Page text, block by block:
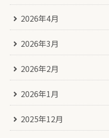
2026年4月
2026年3月
2026年2月
2026年1月
2025年12月